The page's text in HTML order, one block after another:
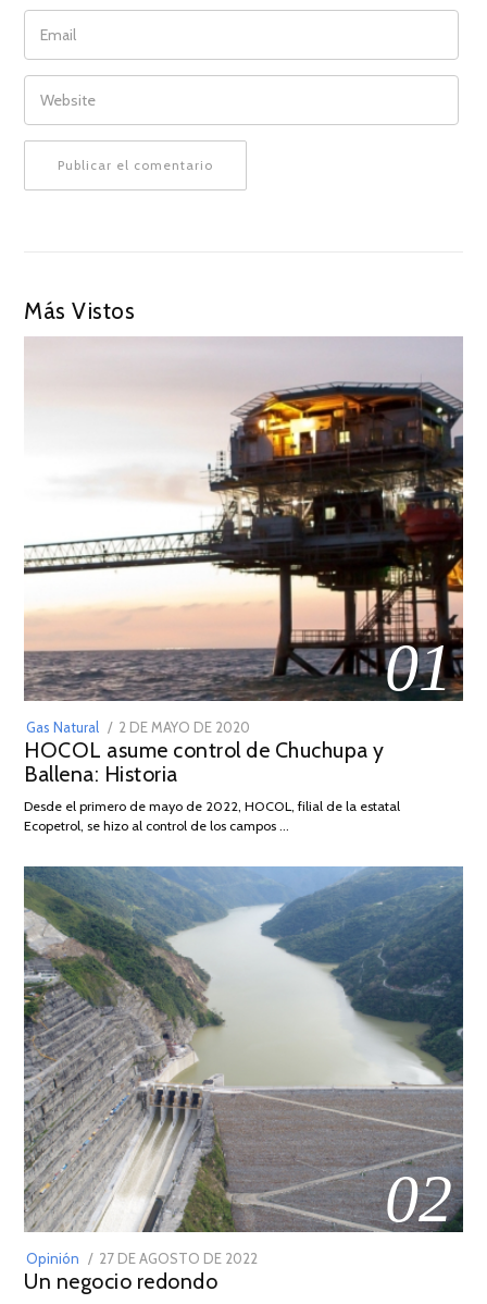
EMAIL
WEBSITE
Más Vistos
01
Gas Natural
POSTED
ON
2 DE MAYO DE 2020
DE
2026
HOCOL asume control de Chuchupa y
Ballena: Historia
Desde el primero de mayo de 2022, HOCOL, filial de la estatal
Ecopetrol, se hizo al control de los campos …
02
Opinión
POSTED
ON
27 DE AGOSTO DE 2022
Un negocio redondo